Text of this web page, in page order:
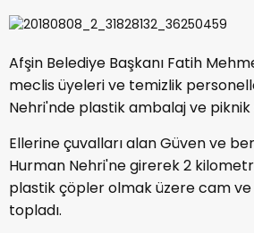
Afşin Belediye Başkanı Fatih
meclis üyeleri ve temizlik
Nehri'nde plastik ambalaj ve piknik
Ellerine çuvalları alan Güven ve
Hurman Nehri'ne girerek 2
plastik çöpler olmak üzere cam ve
topladı.